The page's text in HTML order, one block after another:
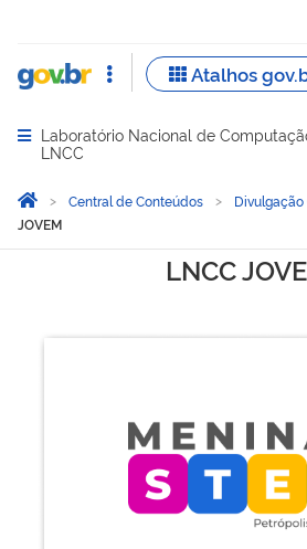
Abrir menu principal de navegação
Laboratório Nacional de
LNCC
Você está aqui:
Página Inicial
Central de Conteúdos
JOVEM
LNCC JOVEM
LNCC